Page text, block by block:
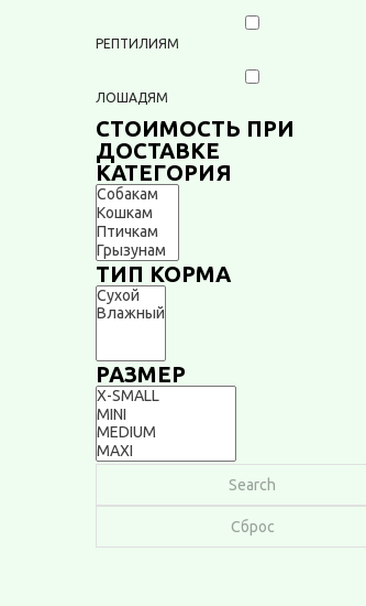
РЕПТИЛИЯМ
ЛОШАДЯМ
CТОИМОСТЬ ПРИ
ДОСТАВКЕ
КАТЕГОРИЯ
ТИП КОРМА
РАЗМЕР